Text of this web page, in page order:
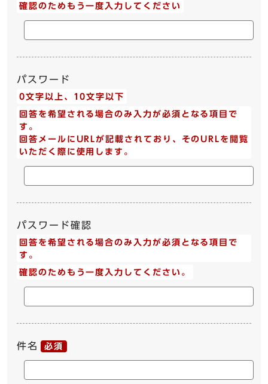
確認のためもう一度入力してください
パスワード
0文字以上、10文字以下
回答を希望される場合のみ入力が必須となる項目で
す。
回答メールにURLが記載されており、そのURLを閲覧
いただく際に使用します。
パスワード確認
回答を希望される場合のみ入力が必須となる項目で
す。
確認のためもう一度入力してください。
件名 必須